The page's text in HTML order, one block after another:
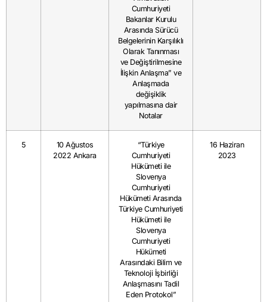
Cumhuriyeti
Bakanlar Kurulu
Arasında Sürücü
Belgelerinin Karşılıklı
Olarak Tanınması
ve Değiştirilmesine
İlişkin Anlaşma” ve
Anlaşmada
değişiklik
yapılmasına dair
Notalar
5
10 Ağustos
2022 Ankara
“Türkiye
Cumhuriyeti
Hükümeti ile
Slovenya
Cumhuriyeti
Hükümeti Arasında
Türkiye Cumhuriyeti
Hükümeti ile
Slovenya
Cumhuriyeti
Hükümeti
Arasındaki Bilim ve
Teknoloji İşbirliği
Anlaşmasını Tadil
Eden Protokol”
16 Haziran
2023